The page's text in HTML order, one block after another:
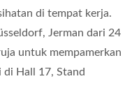
di tempat kerja.
Jerman dari 24
untuk mempamerkan
Hall 17, Stand